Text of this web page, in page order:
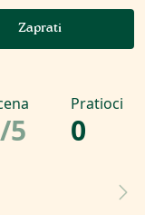
Zaprati
/5
Pratioci
0